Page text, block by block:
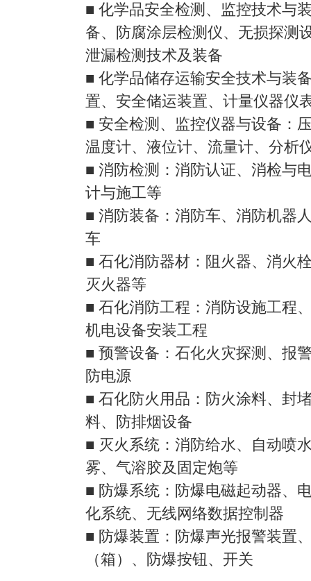
■ 化学品安全检测、监控技术与
备、防腐涂层检测仪、无损探测
泄漏检测技术及装备
■ 化学品储存运输安全技术与装
置、安全储运装置、计量仪器仪
■ 安全检测、监控仪器与设备：
温度计、液位计、流量计、分析
■ 消防检测：消防认证、消检与
计与施工等
■ 消防装备：消防车、消防机器
车
■ 石化消防器材：阻火器、消火
灭火器等
■ 石化消防工程：消防设施工程
机电设备安装工程
■ 预警设备：石化火灾探测、报
防电源
■ 石化防火用品：防火涂料、封
料、防排烟设备
■ 灭火系统：消防给水、自动喷
雾、气溶胶及固定炮等
■ 防爆系统：防爆电磁起动器、
化系统、无线网络数据控制器
■ 防爆装置：防爆声光报警装置
（箱）、防爆按钮、开关